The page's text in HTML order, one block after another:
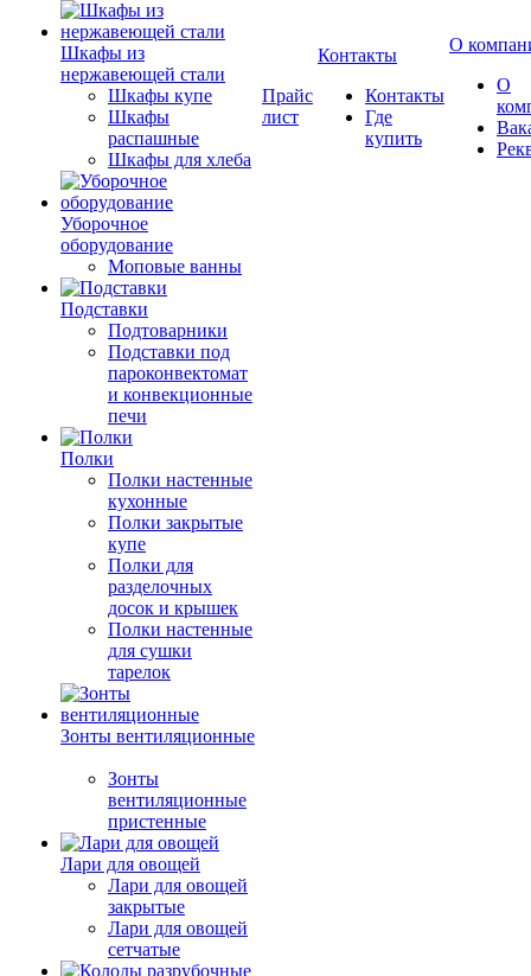
Шкафы из
нержавеющей стали
Шкафы купе
Шкафы
распашные
Шкафы для хлеба
Уборочное
оборудование
Моповые ванны
Подставки
Подтоварники
Подставки под
пароконвектомат
и конвекционные
печи
Полки
Полки настенные
кухонные
Полки закрытые
купе
Полки для
разделочных
досок и крышек
Полки настенные
для сушки
тарелок
Зонты вентиляционные
Зонты
вентиляционные
пристенные
Лари для овощей
Лари для овощей
закрытые
Лари для овощей
сетчатые
Прайс
лист
Контакты
Контакты
Где
купить
О
О